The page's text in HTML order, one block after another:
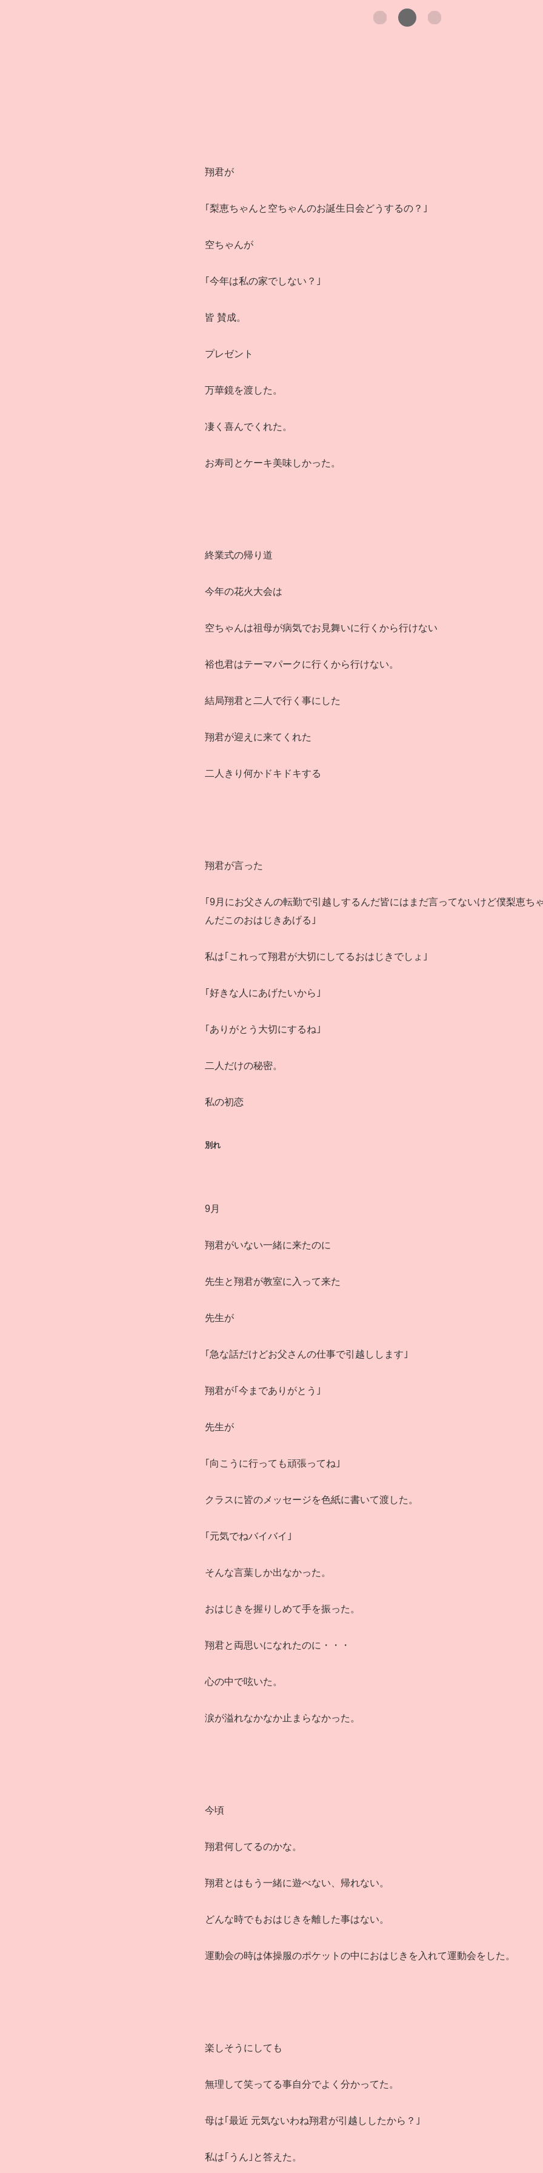
翔君が
｢梨恵ちゃんと空ちゃんのお誕生日会どうするの？｣
空ちゃんが
｢今年は私の家でしない？｣
皆 賛成。
プレゼント
万華鏡を渡した。
凄く喜んでくれた。
お寿司とケーキ美味しかった。
終業式の帰り道
今年の花火大会は
空ちゃんは祖母が病気でお見舞いに行くから行けない
裕也君はテーマパークに行くから行けない。
結局翔君と二人で行く事にした
翔君が迎えに来てくれた
二人きり何かドキドキする
翔君が言った
｢9月にお父さんの転勤で引越しするんだ皆にはまだ言ってないけど僕梨恵ち
んだこのおはじきあげる｣
私は｢これって翔君が大切にしてるおはじきでしょ｣
｢好きな人にあげたいから｣
｢ありがとう大切にするね｣
二人だけの秘密。
私の初恋
別れ
9月
翔君がいない一緒に来たのに
先生と翔君が教室に入って来た
先生が
｢急な話だけどお父さんの仕事で引越しします｣
翔君が｢今までありがとう｣
先生が
｢向こうに行っても頑張ってね｣
クラスに皆のメッセージを色紙に書いて渡した。
｢元気でねバイバイ｣
そんな言葉しか出なかった。
おはじきを握りしめて手を振った。
翔君と両思いになれたのに・・・
心の中で呟いた。
涙が溢れなかなか止まらなかった。
今頃
翔君何してるのかな。
翔君とはもう一緒に遊べない、帰れない。
どんな時でもおはじきを離した事はない。
運動会の時は体操服のポケットの中におはじきを入れて運動会をした。
楽しそうにしても
無理して笑ってる事自分でよく分かってた。
母は｢最近 元気ないわね翔君が引越ししたから？｣
私は｢うん｣と答えた。